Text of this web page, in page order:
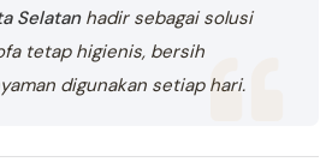
Selatanhadir sebagai solusi
tetap higienis, bersih
digunakan setiap hari.